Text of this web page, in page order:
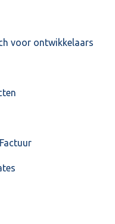
voor ontwikkelaars
Loonportal( CASH Lonen)
factuur
updates 2025